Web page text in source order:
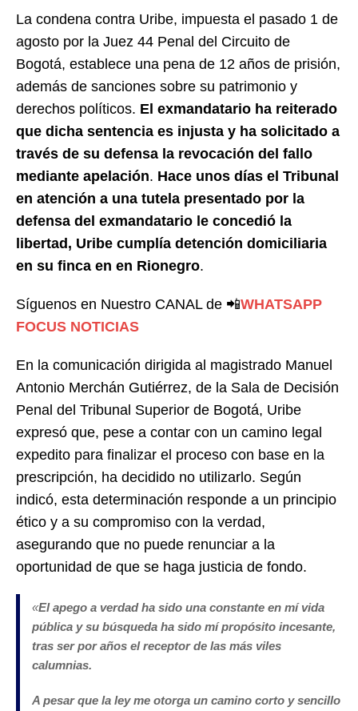
La condena contra Uribe, impuesta el pasado 1 de
agosto por la Juez 44 Penal del Circuito de
Bogotá, establece una pena de 12 años de prisión,
además de sanciones sobre su patrimonio y
derechos políticos. El exmandatario ha reiterado
que dicha sentencia es injusta y ha solicitado a
través de su defensa la revocación del fallo
mediante apelación. Hace unos días el Tribunal
en atención a una tutela presentado por la
defensa del exmandatario le concedió la
libertad, Uribe cumplía detención domiciliaria
en su finca en en Rionegro.
Síguenos en Nuestro CANAL de 📲WHATSAPP
FOCUS NOTICIAS
En la comunicación dirigida al magistrado Manuel
Antonio Merchán Gutiérrez, de la Sala de Decisión
Penal del Tribunal Superior de Bogotá, Uribe
expresó que, pese a contar con un camino legal
expedito para finalizar el proceso con base en la
prescripción, ha decidido no utilizarlo. Según
indicó, esta determinación responde a un principio
ético y a su compromiso con la verdad,
asegurando que no puede renunciar a la
oportunidad de que se haga justicia de fondo.
«El apego a verdad ha sido una constante en mí vida
pública y su búsqueda ha sido mí propósito incesante,
tras ser por años el receptor de las más viles
calumnias.
A pesar que la ley me otorga un camino corto y sencillo